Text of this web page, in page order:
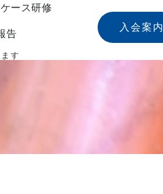
ケース研修
告
す
入会案内